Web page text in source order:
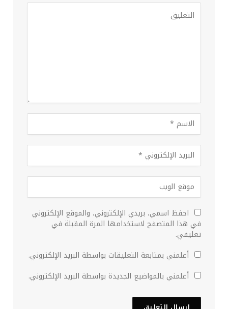
احفظ اسمي، بريدي الإلكتروني، والموقع الإلكتروني
في هذا المتصفح لاستخدامها المرة المقبلة في
تعليقي.
أعلمني بمتابعة التعليقات بواسطة البريد الإلكتروني.
أعلمني بالمواضيع الجديدة بواسطة البريد الإلكتروني.